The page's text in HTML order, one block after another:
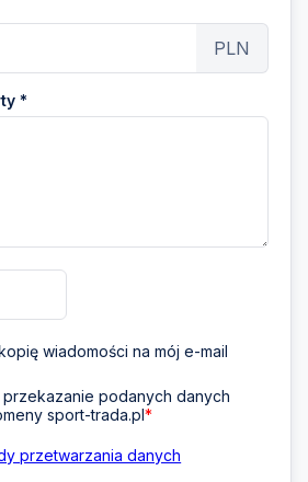
PLN
*
wiadomości na mój e-mail
przekazanie podanych danych
sport-trada.pl*
przetwarzania danych